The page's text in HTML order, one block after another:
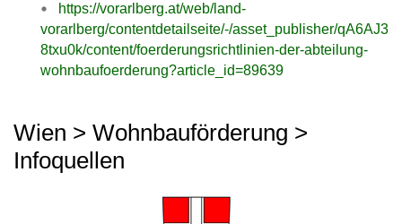
https://vorarlberg.at/web/land-
vorarlberg/contentdetailseite/-/asset_publisher/qA6AJ3
8txu0k/content/foerderungsrichtlinien-der-abteilung-
wohnbaufoerderung?article_id=89639
Wien > Wohnbauförderung >
Infoquellen